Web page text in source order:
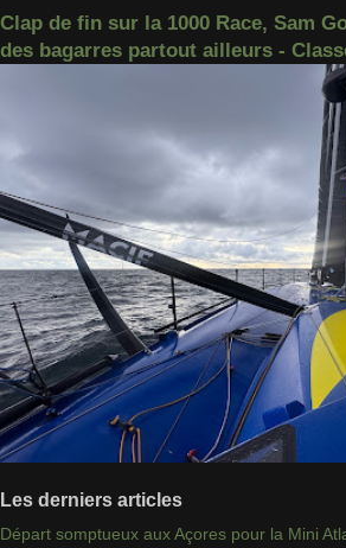
Clap de fin sur la 1000 Race, Sam
des bagarres partout ailleurs -
Les derniers articles
Départ somptueux aux Açores pour la Mini